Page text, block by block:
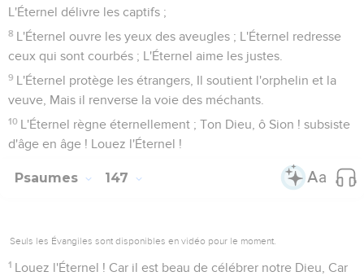
L'Éternel délivre les captifs ;
8 L'Éternel ouvre les yeux des aveugles ; L'Éternel redresse
ceux qui sont courbés ; L'Éternel aime les justes.
9 L'Éternel protège les étrangers, Il soutient l'orphelin et la
veuve, Mais il renverse la voie des méchants.
10 L'Éternel règne éternellement ; Ton Dieu, ô Sion ! subsiste
d'âge en âge ! Louez l'Éternel !
Psaumes 147
Seuls les Évangiles sont disponibles en vidéo pour le moment.
1 Louez l'Éternel ! Car il est beau de célébrer notre Dieu, Car